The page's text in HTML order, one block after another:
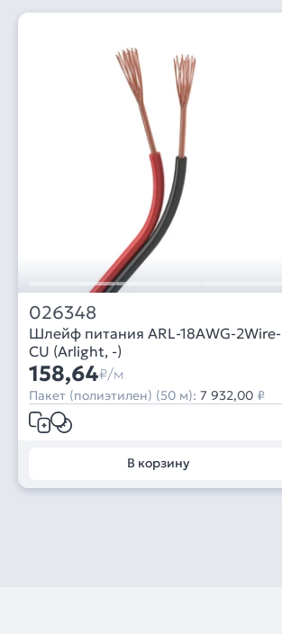
026348
Шлейф питания ARL-18AWG-2Wire-
CU (Arlight, -)
158,64₽/м
Пакет (полиэтилен) (50 м): 7 932,00 ₽
В корзину